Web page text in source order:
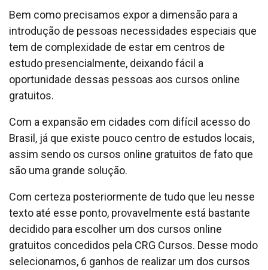
Bem como precisamos expor a dimensão para a
introdução de pessoas necessidades especiais que
tem de complexidade de estar em centros de
estudo presencialmente, deixando fácil a
oportunidade dessas pessoas aos cursos online
gratuitos.
Com a expansão em cidades com difícil acesso do
Brasil, já que existe pouco centro de estudos locais,
assim sendo os cursos online gratuitos de fato que
são uma grande solução.
Com certeza posteriormente de tudo que leu nesse
texto até esse ponto, provavelmente está bastante
decidido para escolher um dos cursos online
gratuitos concedidos pela CRG Cursos. Desse modo
selecionamos, 6 ganhos de realizar um dos cursos